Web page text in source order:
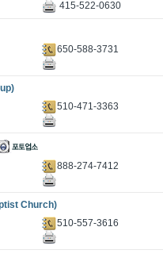
415-522-0630
650-588-3731
510-471-3363
888-274-7412
Church)
510-557-3616